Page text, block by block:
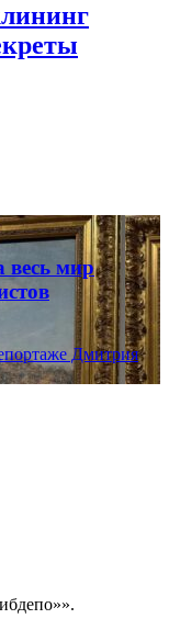
весь мир
Дмитрия